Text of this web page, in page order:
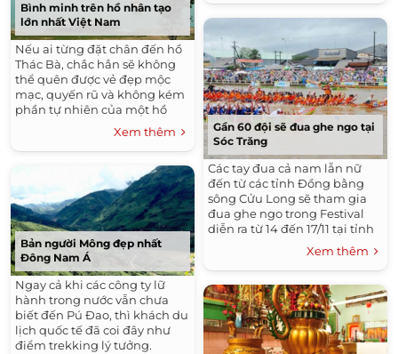
Bình minh trên hồ nhân tạo
lớn nhất Việt Nam
Nếu ai từng đặt chân đến hồ
Thác Bà, chắc hẳn sẽ không
thể quên được vẻ đẹp mộc
mạc, quyến rũ và không kém
phần tự nhiên của một hồ
Xem thêm
Bản người Mông đẹp nhất
Đông Nam Á
Ngay cả khi các công ty lữ
hành trong nước vẫn chưa
biết đến Pú Đao, thì khách du
lịch quốc tế đã coi đây như
điểm trekking lý tưởng.
Gần 60 đội sẽ đua ghe ngo tại
Sóc Trăng
Các tay đua cả nam lẫn nữ
đến từ các tỉnh Đồng bằng
sông Cửu Long sẽ tham gia
đua ghe ngo trong Festival
diễn ra từ 14 đến 17/11 tại tỉnh
Xem thêm